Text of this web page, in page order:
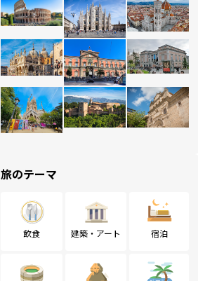
旅のテーマ
飲食 建築・アート 宿泊